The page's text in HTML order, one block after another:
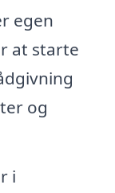
egen
at starte
og
i